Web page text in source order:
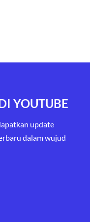
YOUTUBE
update
dalam wujud